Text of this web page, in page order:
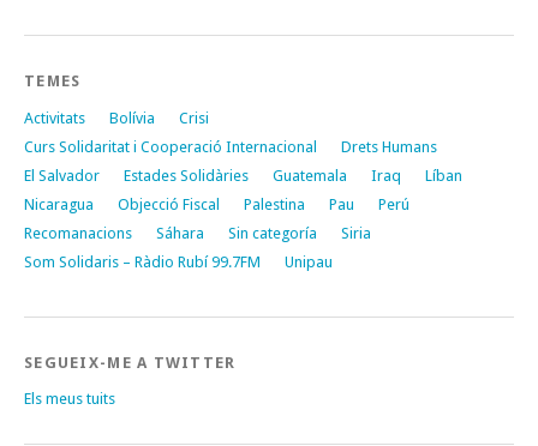
TEMES
Activitats Bolívia
Crisi
Curs Solidaritat i Cooperació Internacional
Drets Humans
El Salvador
Estades Solidàries Guatemala Iraq
Líban
Nicaragua
Objecció Fiscal Palestina Pau
Perú
Recomanacions
Sáhara Sin categoría
Siria
Som Solidaris – Ràdio Rubí 99.7FM
Unipau
SEGUEIX-ME A TWITTER
Els meus tuits